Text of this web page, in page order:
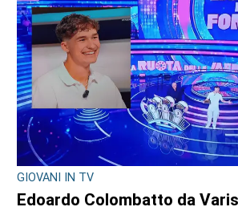
GIOVANI IN TV
Edoardo Colombatto da